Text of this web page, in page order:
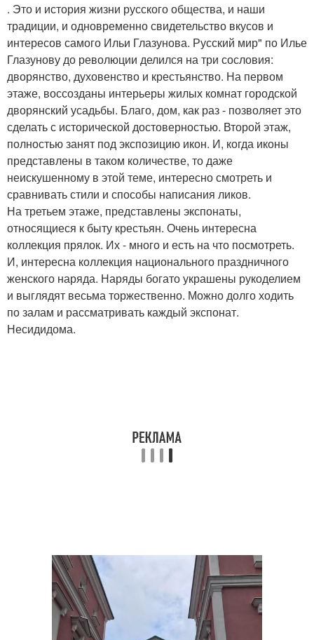
. Это и история жизни русского общества, и наши
традиции, и одновременно свидетельство вкусов и
интересов самого Ильи Глазунова. Русский мир" по Илье
Глазунову до революции делился на три сословия:
дворянство, духовенство и крестьянство. На первом
этаже, воссозданы интерьеры жилых комнат городской
дворянский усадьбы. Благо, дом, как раз - позволяет это
сделать с исторической достоверностью. Второй этаж,
полностью занят под экспозицию икон. И, когда иконы
представлены в таком количестве, то даже
неискушенному в этой теме, интересно смотреть и
сравнивать стили и способы написания ликов.
На третьем этаже, представлены экспонаты,
относящиеся к быту крестьян. Очень интересна
коллекция прялок. Их - много и есть на что посмотреть.
И, интересна коллекция национального праздничного
женского наряда. Наряды богато украшены рукоделием
и выглядят весьма торжественно. Можно долго ходить
по залам и рассматривать каждый экспонат.
Несидидома.